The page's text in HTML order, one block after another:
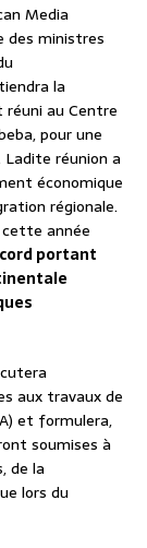
Media
des ministres
la
réuni au Centre
pour une
réunion a
économique
régionale.
année
portant
aux travaux de
et formulera,
soumises à
de la
lors du